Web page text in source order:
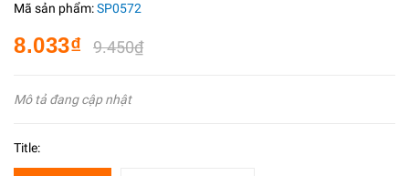
Mã sản phẩm:SP0572
8.033₫ 9.450₫
Mô tả đang cập nhật
Title: